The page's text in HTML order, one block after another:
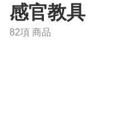
感官教具
82項 商品